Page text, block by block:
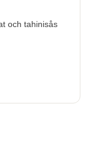
och tahinisås